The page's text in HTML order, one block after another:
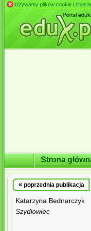
Używamy plików cookie i
Strona
« poprzednia publikacja
Katarzyna Bednarczyk
Szydłowiec